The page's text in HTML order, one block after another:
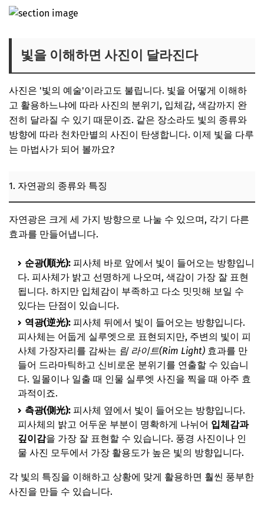
빛을 이해하면 사진이 달라진다
사진은 '빛의 예술'이라고도 불립니다. 빛을 어떻게 이해하
고 활용하느냐에 따라 사진의 분위기, 입체감, 색감까지 완
전히 달라질 수 있기 때문이죠. 같은 장소라도 빛의 종류와
방향에 따라 천차만별의 사진이 탄생합니다. 이제 빛을 다루
는 마법사가 되어 볼까요?
1. 자연광의 종류와 특징
자연광은 크게 세 가지 방향으로 나눌 수 있으며, 각기 다른
효과를 만들어냅니다.
순광(順光): 피사체 바로 앞에서 빛이 들어오는 방향입니
다. 피사체가 밝고 선명하게 나오며, 색감이 가장 잘 표현
됩니다. 하지만 입체감이 부족하고 다소 밋밋해 보일 수
있다는 단점이 있습니다.
역광(逆光): 피사체 뒤에서 빛이 들어오는 방향입니다.
피사체는 어둡게 실루엣으로 표현되지만, 주변의 빛이 피
사체 가장자리를 감싸는 림 라이트(Rim Light) 효과를 만
들어 드라마틱하고 신비로운 분위기를 연출할 수 있습니
다. 일몰이나 일출 때 인물 실루엣 사진을 찍을 때 아주 효
과적이죠.
측광(側光): 피사체 옆에서 빛이 들어오는 방향입니다.
피사체의 밝고 어두운 부분이 명확하게 나뉘어 입체감과
깊이감을 가장 잘 표현할 수 있습니다. 풍경 사진이나 인
물 사진 모두에서 가장 활용도가 높은 빛의 방향입니다.
각 빛의 특징을 이해하고 상황에 맞게 활용하면 훨씬 풍부한
사진을 만들 수 있습니다.